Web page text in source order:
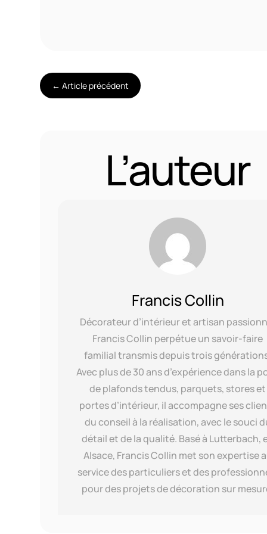
←Article précédent
L’auteur
Francis Collin
Décorateur d’intérieur et artisan
Francis Collin perpétue un savoir-faire
familial transmis depuis trois
Avec plus de 30 ans d’expérience dans la
de plafonds tendus, parquets, stores et
portes d’intérieur, il accompagne ses
du conseil à la réalisation, avec le souci
détail et de la qualité. Basé à Lutterbach,
Alsace, Francis Collin met son expertise
service des particuliers et des
pour des projets de décoration sur